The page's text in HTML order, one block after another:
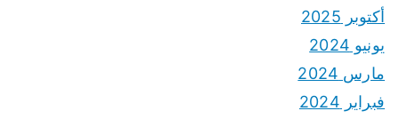
أكتوبر 2025
يونيو 2024
مارس 2024
فبراير 2024